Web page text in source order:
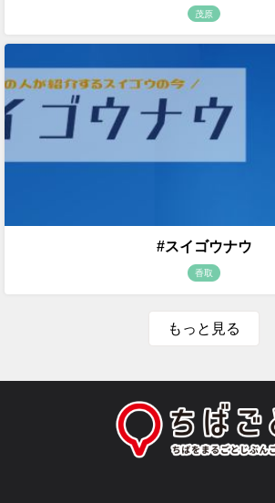
茂原
#スイゴウナウ
香取
もっと見る